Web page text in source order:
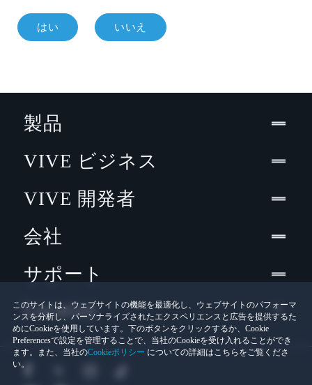
はい いいえ
このサイトは、ウェブサイトの機能を最適化し、ウェブサイトのパフォーマ
ンスを分析し、パーソナライズされたエクスペリエンスと広告を提供するた
めにCookieを使用しています。下のボタンをクリックするか、Cookie
Preferencesで設定を管理することで、当社のCookieを受け入れることができ
ます。また、当社のCookieポリシー についての詳細はこちらをご覧くださ
い。
製品
VIVE ビジネス
VIVE 開発者
会社
サポート
Location